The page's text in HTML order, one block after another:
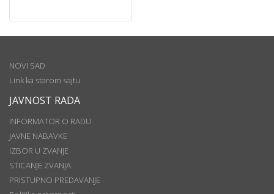
NOVI SAD
Link ka starom sajtu
JAVNOST RADA
INFORMATOR O RADU
JAVNE NABAVKE
IZBOR U ZVANJE
STICANJE ZVANJA
PRISTUPNO PREDAVANJE